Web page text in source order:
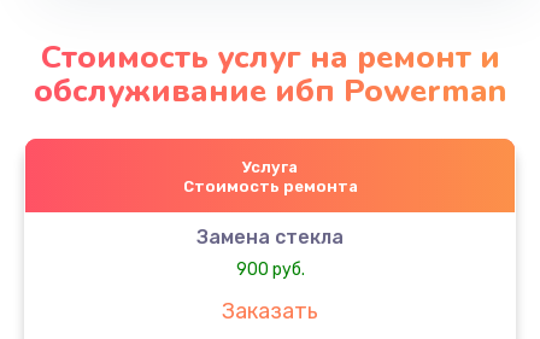
Стоимость услуг на ремонт и
обслуживание ибп Powerman
Услуга
Стоимость ремонта
Замена стекла
900 руб.
Заказать